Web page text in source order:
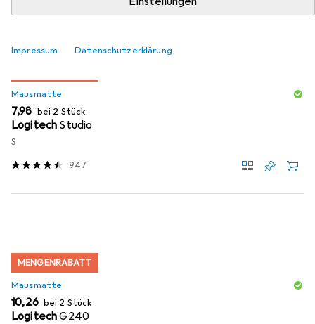
Impressum Datenschutzerklärung
Produktliste
Mausmatte
EUR
7,98 bei 2 Stück
Logitech Studio
S
947
MENGENRABATT
Mausmatte
EUR
10,26 bei 2 Stück
LogitechG240